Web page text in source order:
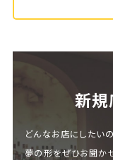
新規
どんなお店にしたい
夢の形をぜひお聞か